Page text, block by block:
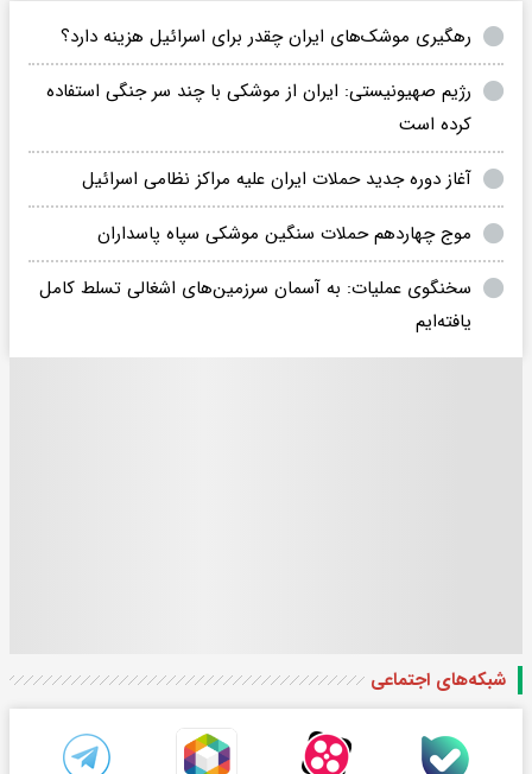
رهگیری موشک‌های ایران چقدر برای اسرائیل هزینه دارد؟
رژیم صهیونیستی: ایران از موشکی با چند سر جنگی استفاده
کرده است
آغاز دوره جدید حملات ایران علیه مراکز نظامی اسرائیل
موج چهاردهم حملات سنگین موشکی سپاه پاسداران
سخنگوی عملیات: به آسمان سرزمین‌های اشغالی تسلط کامل
یافته‌ایم
شبکه‌های اجتماعی